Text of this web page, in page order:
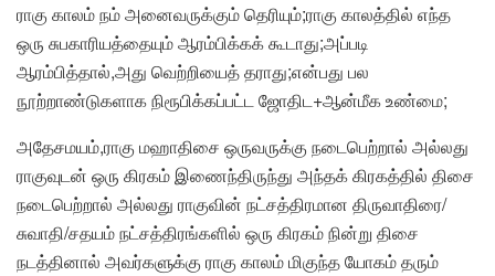
ராகு காலம் நம் அனைவருக்கும் தெரியும்;ராகு காலத்தில் எந்த
ஒரு சுபகாரியத்தையும் ஆரம்பிக்கக் கூடாது;அப்படி
ஆரம்பித்தால்,அது வெற்றியைத் தராது;என்பது பல
நூற்றாண்டுகளாக நிரூபிக்கப்பட்ட ஜோதிட+ஆன்மீக உண்மை;
அதேசமயம்,ராகு மஹாதிசை ஒருவருக்கு நடைபெற்றால் அல்லது
ராகுவுடன் ஒரு கிரகம் இணைந்திருந்து அந்தக் கிரகத்தில் திசை
நடைபெற்றால் அல்லது ராகுவின் நட்சத்திரமான திருவாதிரை/
சுவாதி/சதயம் நட்சத்திரங்களில் ஒரு கிரகம் நின்று திசை
நடத்தினால் அவர்களுக்கு ராகு காலம் மிகுந்த யோகம் தரும்